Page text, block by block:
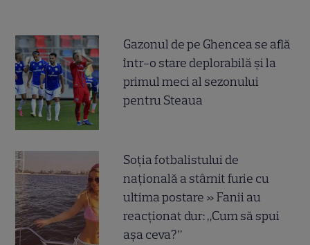
Gazonul de pe Ghencea se află
într-o stare deplorabilă și la
primul meci al sezonului
pentru Steaua
Soția fotbalistului de
națională a stârnit furie cu
ultima postare » Fanii au
reacționat dur: „Cum să spui
așa ceva?”